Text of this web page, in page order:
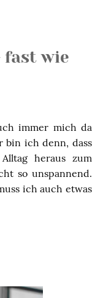
fast wie
immer mich da
bin ich denn, dass
heraus zum
so unspannend.
ich auch etwas